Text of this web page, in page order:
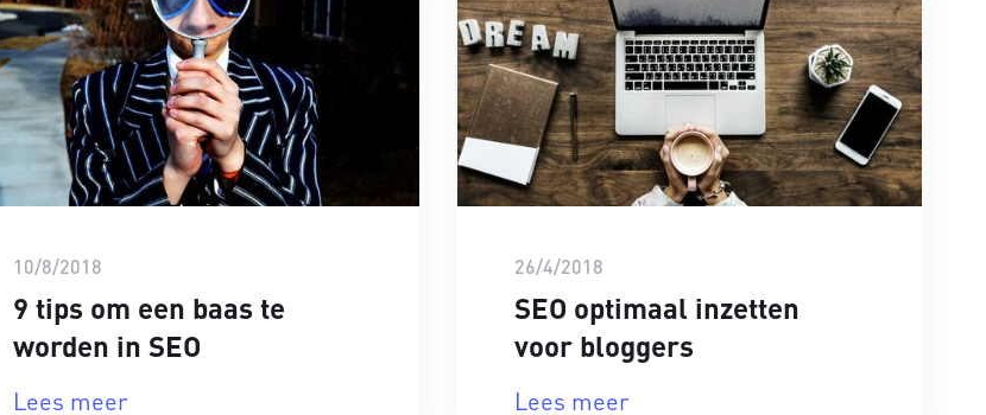
10/8/2018
9 tips om een baas te
worden in SEO
Lees meer
26/4/2018
SEO optimaal inzetten
voor bloggers
Lees meer